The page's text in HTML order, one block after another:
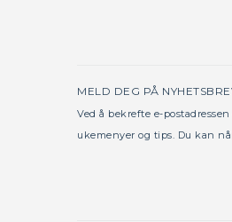
MELD DEG PÅ
Ved å bekrefte e-
ukemenyer og tips. Du kan